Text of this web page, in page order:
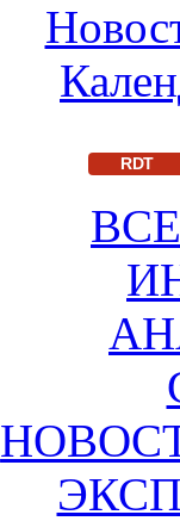
RDT